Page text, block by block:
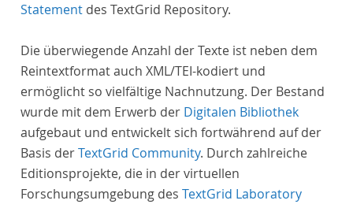
Statement des TextGrid Repository.
Die überwiegende Anzahl der Texte ist neben dem
Reintextformat auch XML/TEI-kodiert und
ermöglicht so vielfältige Nachnutzung. Der Bestand
wurde mit dem Erwerb der Digitalen Bibliothek
aufgebaut und entwickelt sich fortwährend auf der
Basis derTextGrid Community. Durch zahlreiche
Editionsprojekte, die in der virtuellen
Forschungsumgebung des TextGrid Laboratory